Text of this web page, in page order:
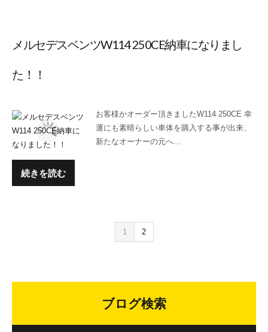
メルセデスベンツW114 250CE納車になりまし
た！！
お客様かオーダー頂きましたW114 250CE 幸
運にも素晴らしい車体を購入する事が出来、
新たなオーナーの元へ…
続きを読む
1 2
ブログ検索